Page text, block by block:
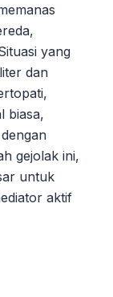
yang
dan
biasa,
gejolak ini,
untuk
aktif